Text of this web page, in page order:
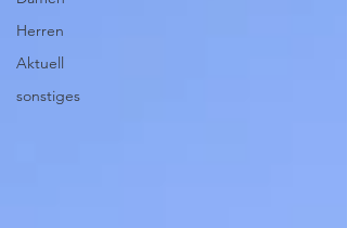
Herren
Aktuell
sonstiges